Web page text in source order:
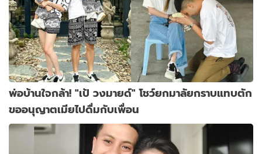
พ่อบ้านใจกล้า! "เป้ วงมายด์" โชว์ยกมาลัยกราบแทบตัก
ขออนุญาตเมียไปดื่มกับเพื่อน